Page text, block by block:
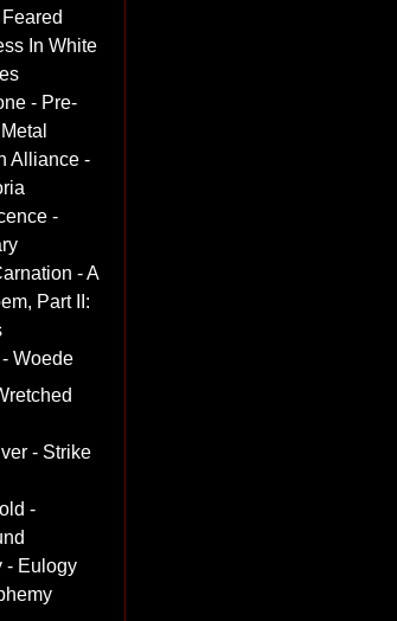
In White
- Pre-
Alliance -
-
- A
Part II:
Woede
- Strike
-
- Eulogy